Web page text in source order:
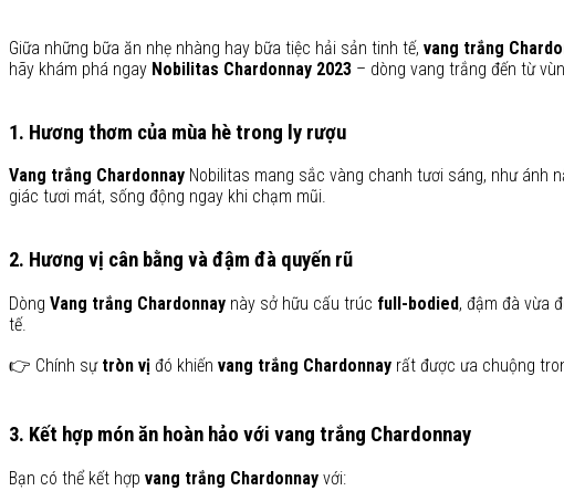
Giữa những bữa ăn nhẹ nhàng hay bữa tiệc hải sản tinh tế, vang trắng
hãy khám phá ngay Nobilitas Chardonnay 2023 – dòng vang trắng đến từ
1. Hương thơm của mùa hè trong ly rượu
Vang trắng Chardonnay Nobilitas mang sắc vàng chanh tươi sáng, như ánh
giác tươi mát, sống động ngay khi chạm mũi.
2. Hương vị cân bằng và đậm đà quyến rũ
Dòng Vang trắng Chardonnay này sở hữu cấu trúc full-bodied, đậm đà vừa
tế.
👉 Chính sự tròn vị đó khiến vang trắng Chardonnay rất được ưa chuộng
3. Kết hợp món ăn hoàn hảo với vang trắng Chardonnay
Bạn có thể kết hợp vang trắng Chardonnay với: